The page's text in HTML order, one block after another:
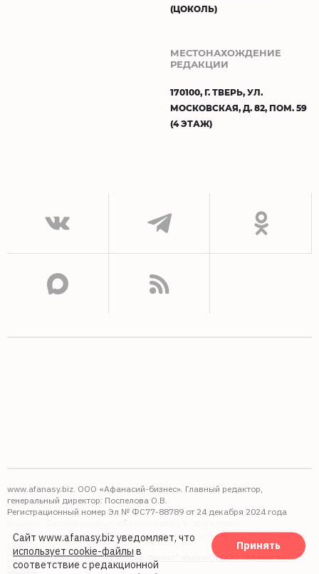
(ЦОКОЛЬ)
МЕСТОНАХОЖДЕНИЕ
РЕДАКЦИИ
170100, Г. ТВЕРЬ, УЛ.
МОСКОВСКАЯ, Д. 82, ПОМ. 59
(4 ЭТАЖ)
www.afanasy.biz. ООО «Афанасий-бизнес». Главный редактор,
генеральный директор: Поспелова О.В.
Регистрационный номер Эл № ФС77-88789 от 24 декабря 2024 года
Выдано: Федеральная служба по надзору в сфере связи,
информационных технологий и массовых коммуникаций (Роскомнадзор).
Правопреемником АО "Афанасий-бизнес" является ООО "Афанасий-
бизнес"
Сайт www.afanasy.biz уведомляет, что
использует cookie-файлы в
соответствие с редакционной
Принять